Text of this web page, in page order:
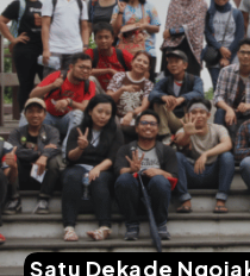
Satu Dekade